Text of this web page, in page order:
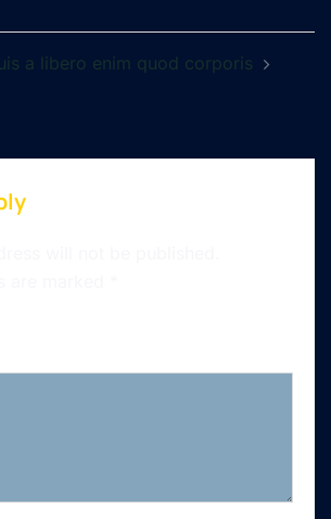
a libero enim quod corporis